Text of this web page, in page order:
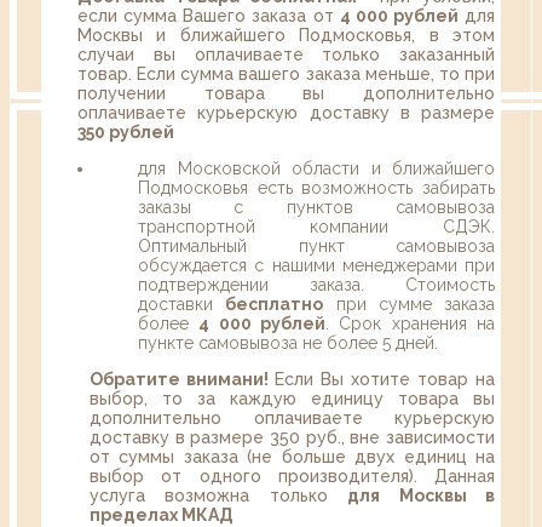
если сумма Вашего заказа от 4 000 рублей для
Москвы и ближайшего Подмосковья, в этом
случаи вы оплачиваете только заказанный
товар. Если сумма вашего заказа меньше, то при
получении товара вы дополнительно
оплачиваете курьерскую доставку в размере
350 рублей
для Московской области и ближайшего
Подмосковья есть возможность забирать
заказы с пунктов самовывоза
транспортной компании СДЭК.
Оптимальный пункт самовывоза
обсуждается с нашими менеджерами при
подтверждении заказа. Стоимость
доставки бесплатно при сумме заказа
более 4 000 рублей . Срок хранения на
пункте самовывоза не более 5 дней.
Обратите внимани! Если Вы хотите товар на
выбор, то за каждую единицу товара вы
дополнительно оплачиваете курьерскую
доставку в размере 350 руб., вне зависимости
от суммы заказа (не больше двух единиц на
выбор от одного производителя). Данная
услуга возможна только для Москвы в
пределах МКАД